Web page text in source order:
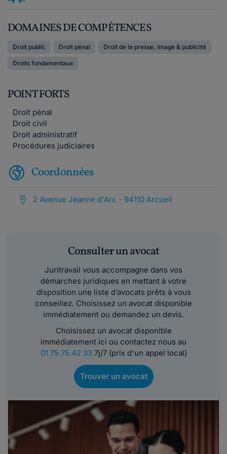
DOMAINES DE COMPÉTENCES
Droit public Droit pénal Droit de la presse, image & publicité
Droits fondamentaux
POINT FORTS
Droit pénal
Droit civil
Droit administratif
Procédures judiciaires
Coordonnées
2 Avenue Jeanne d'Arc - 94110 Arcueil
Consulter un avocat
Juritravail vous accompagne dans vos
démarches juridiques en mettant à votre
disposition une liste d’avocats prêts à vous
conseillez. Choisissez un avocat disponible
immédiatement ou demandez un devis.
Choisissez un avocat disponible
immédiatement ici ou contactez nous au
01 75 75 42 337j/7 (prix d'un appel local)
Trouver un avocat